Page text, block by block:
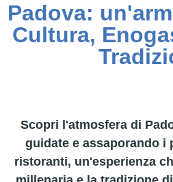
Padova:
Cultura,
Scopri l'atmosfera di
guidate e assaporando i
ristoranti, un'esperienza